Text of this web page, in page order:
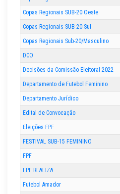
Copas Regionais SUB-20 Oeste
Copas Regionais SUB-20 Sul
Copas Regionais Sub-20/Masculino
DCO
Decisões da Comissão Eleitoral 2022
Departamento de Futebol Feminino
Departamento Jurídico
Edital de Convocação
Eleições FPF
FESTIVAL SUB-15 FEMININO
FPF
FPF REALIZA
Futebol Amador